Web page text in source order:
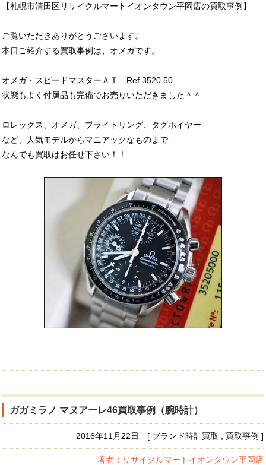
【札幌市清田区リサイクルマートイオンタウン平岡店の買取事例】
ご覧いただきありがとうございます。
本日ご紹介する買取事例は、オメガです。
オメガ・スピードマスターＡＴ Ref.3520.50
状態もよく付属品も完備でお売りいただきました＾＾
ロレックス、オメガ、ブライトリング、タグホイヤー
など、人気モデルからマニアックなものまで
なんでも買取はお任せ下さい！！
ガガミラノ マヌアーレ46買取事例（腕時計）
2016年11月22日 [ ブランド時計買取 , 買取事例 ]
著者：リサイクルマートイオンタウン平岡店